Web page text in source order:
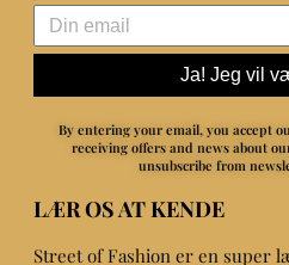
Ja! Jeg vil
By entering your email, you accept
receiving offers and news about
unsubscribe from
LÆR OS AT KENDE
Street of Fashion er en super